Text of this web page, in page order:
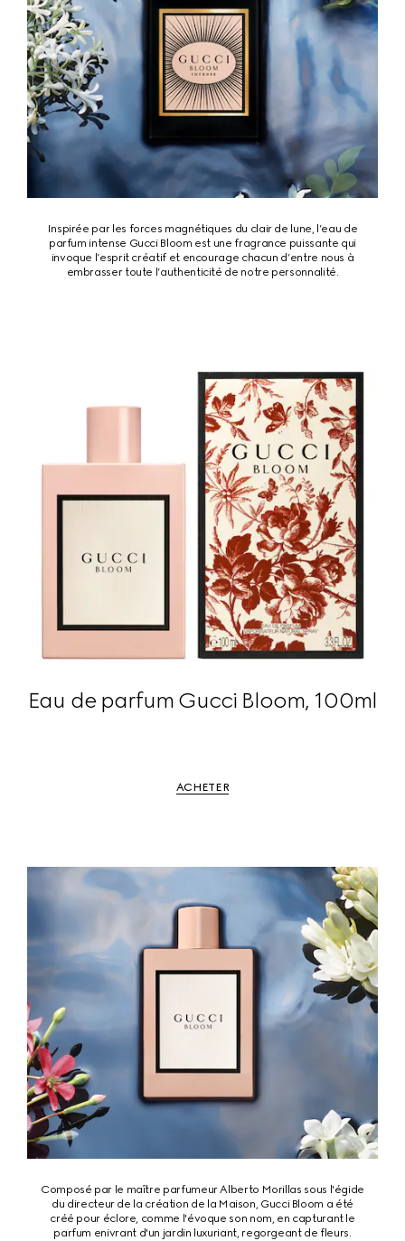
Inspirée par les forces magnétiques du clair de lune, l’eau de
parfum intense Gucci Bloom est une fragrance puissante qui
invoque l’esprit créatif et encourage chacun d’entre nous à
embrasser toute l’authenticité de notre personnalité.
Eau de parfum Gucci Bloom, 100ml
ACHETER
Composé par le maître parfumeur Alberto Morillas sous l'égide
du directeur de la création de la Maison, Gucci Bloom a été
créé pour éclore, comme l'évoque son nom, en capturant le
parfum enivrant d'un jardin luxuriant, regorgeant de fleurs.